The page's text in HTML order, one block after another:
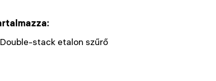
stack etalon szűrő